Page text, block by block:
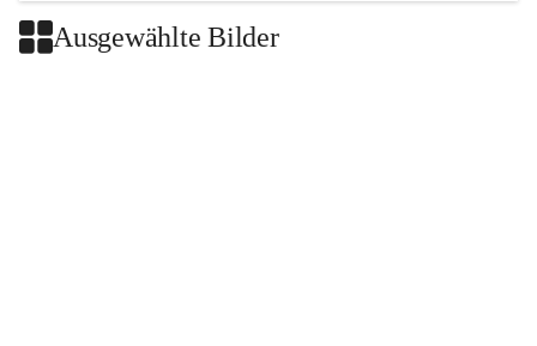
Ausgewählte Bilder